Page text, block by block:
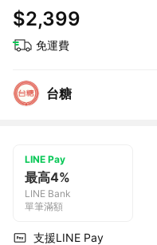
｜喜歡你｜暖心室友
$2,399
免運費
台糖
LINE Pay
最高4%
LINE Bank
單筆滿額
支援LINE Pay